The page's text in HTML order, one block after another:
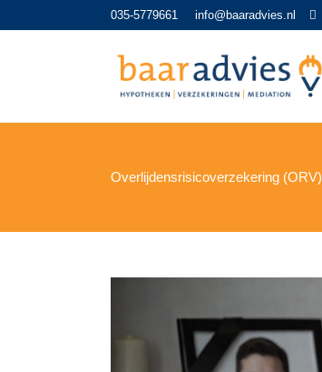
035-5779661 info@baaradvies.nl
Overlijdensrisicoverzekering (ORV)